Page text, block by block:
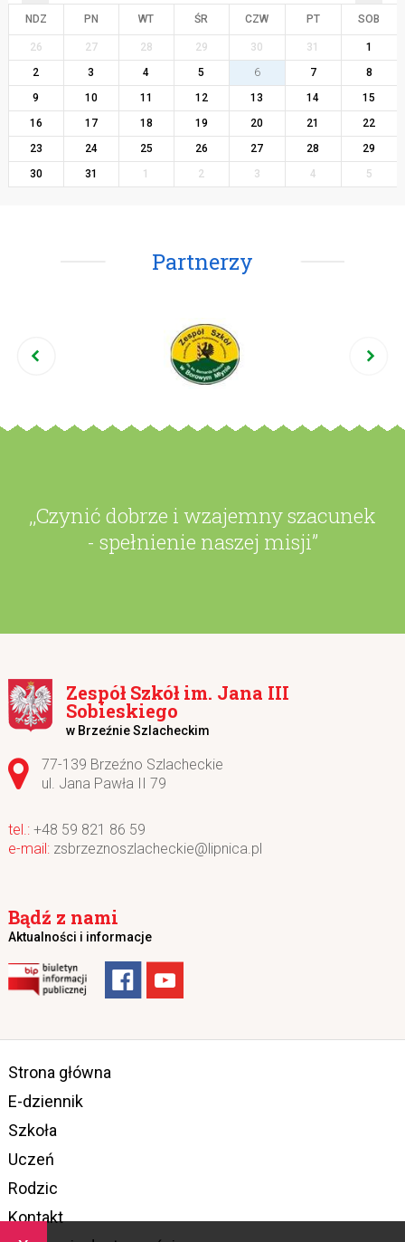
NDZ PN WT ŚR CZW PT SOB
26 27 28 29 30 31
1
2
3 4 5 6 7
8
9
10 11 12 13 14
15
16
17 18 19 20 21
22
23
24 25 26 27 28
29
30
31 1 2 3 4 5
Partnerzy
,,Czynić dobrze i wzajemny szacunek
- spełnienie naszej misji”
Zespół Szkół im. Jana III
Sobieskiego
w Brzeźnie Szlacheckim
Adres pocztowy:
77-139 Brzeźno Szlacheckie
ul. Jana Pawła II 79
+48 59 821 86 59
zsbrzeznoszlacheckie@lipnica.pl
Bądź z nami
Aktualności i informacje
Strona główna
E-dziennik
Szkoła
Uczeń
Rodzic
Kontakt